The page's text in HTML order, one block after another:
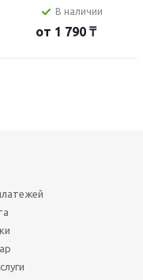
В наличии
от 1 790 ₸